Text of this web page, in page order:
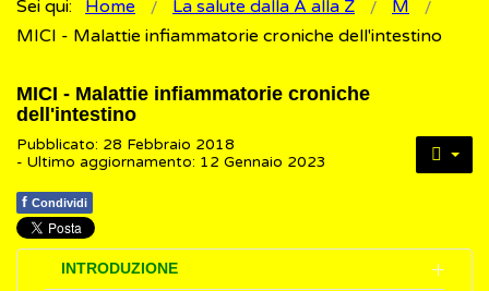
Sei qui: Home La salute dalla A alla Z
M
MICI - Malattie infiammatorie croniche dell'intestino
MICI - Malattie infiammatorie croniche
dell'intestino
Pubblicato: 28 Febbraio 2018
- Ultimo aggiornamento: 12 Gennaio 2023
f Condividi
INTRODUZIONE